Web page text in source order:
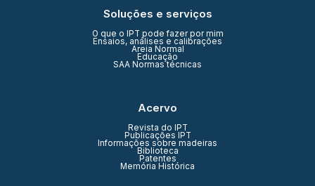
Soluções e serviços
O que o IPT pode fazer por mim
Ensaios, análises e calibrações
Areia Normal
Educação
SAA Normas técnicas
Acervo
Revista do IPT
Publicações IPT
Informações sobre madeiras
Biblioteca
Patentes
Memória Histórica